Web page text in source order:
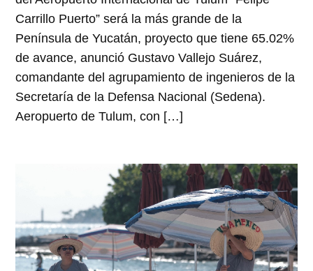
Carrillo Puerto” será la más grande de la
Península de Yucatán, proyecto que tiene 65.02%
de avance, anunció Gustavo Vallejo Suárez,
comandante del agrupamiento de ingenieros de la
Secretaría de la Defensa Nacional (Sedena).
Aeropuerto de Tulum, con […]